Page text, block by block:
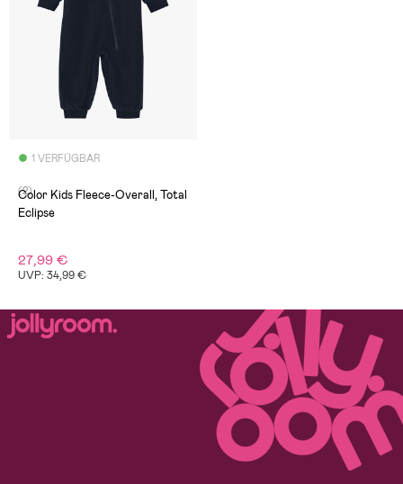
1 VERFÜGBAR
(2)
Color Kids Fleece-Overall, Total
Eclipse
27,99 €
UVP: 34,99 €